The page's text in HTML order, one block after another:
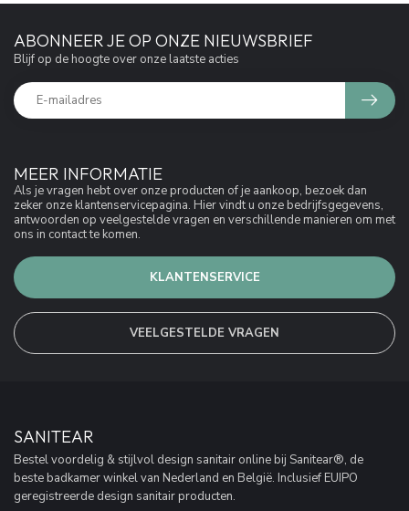
MEER INFORMATIE
Als je vragen hebt over onze producten of je aankoop, bezoek dan
zeker onze klantenservicepagina. Hier vindt u onze bedrijfsgegevens,
antwoorden op veelgestelde vragen en verschillende manieren om met
ons in contact te komen.
KLANTENSERVICE
VEELGESTELDE VRAGEN
ABONNEER JE OP ONZE NIEUWSBRIEF
Blijf op de hoogte over onze laatste acties
SANITEAR
Bestel voordelig & stijlvol design sanitair online bij Sanitear®, de
beste badkamer winkel van Nederland en België. Inclusief EUIPO
geregistreerde design sanitair producten.